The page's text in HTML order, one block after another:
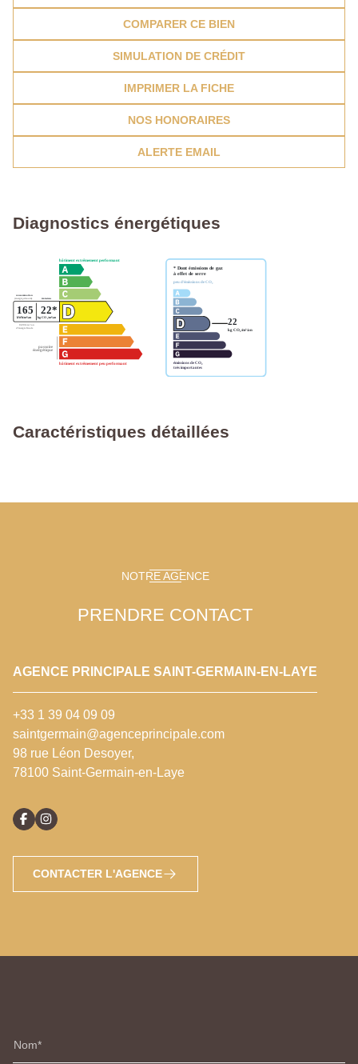
COMPARER CE BIEN
SIMULATION DE CRÉDIT
IMPRIMER LA FICHE
NOS HONORAIRES
ALERTE EMAIL
Diagnostics énergétiques
Caractéristiques détaillées
NOTRE AGENCE
PRENDRE CONTACT
AGENCE PRINCIPALE SAINT-GERMAIN-EN-LAYE
+33 1 39 04 09 09
saintgermain@agenceprincipale.com
98 rue Léon Desoyer,
78100 Saint-Germain-en-Laye
CONTACTER L'AGENCE
Nom